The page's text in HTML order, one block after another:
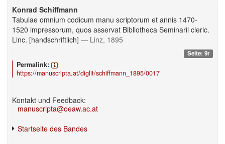
Konrad Schiffmann
Tabulae omnium codicum manu scriptorum et annis 1470-
1520 impressorum, quos asservat Bibliotheca Seminarii cleric.
Linc. [handschriftlich] — Linz, 1895
Seite: 9r
Permalink:
https://manuscripta.at/diglit/schiffmann_1895/0017
Kontakt und Feedback:
manuscripta@oeaw.ac.at
Startseite des Bandes